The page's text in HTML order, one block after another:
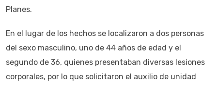
Planes.
En el lugar de los hechos se localizaron a dos personas
del sexo masculino, uno de 44 años de edad y el
segundo de 36, quienes presentaban diversas lesiones
corporales, por lo que solicitaron el auxilio de unidad